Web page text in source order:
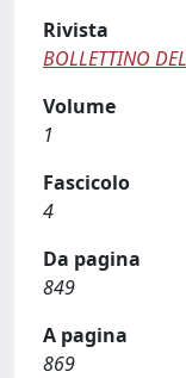
Rivista
BOLLETTINO
Volume
1
Fascicolo
4
Da pagina
849
A pagina
869